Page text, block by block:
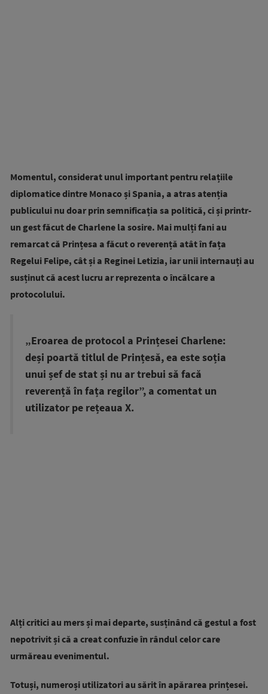
Momentul, considerat unul important pentru relațiile
diplomatice dintre Monaco și Spania, a atras atenția
publicului nu doar prin semnificația sa politică, ci și printr-
un gest făcut de Charlene la sosire. Mai mulți fani au
remarcat că Prințesa a făcut o reverență atât în fața
Regelui Felipe, cât și a Reginei Letizia, iar unii internauți au
susținut că acest lucru ar reprezenta o încălcare a
protocolului.
„Eroarea de protocol a Prințesei Charlene:
deși poartă titlul de Prințesă, ea este soția
unui șef de stat și nu ar trebui să facă
reverență în fața regilor”, a comentat un
utilizator pe rețeaua X.
Alți critici au mers și mai departe, susținând că gestul a fost
nepotrivit și că a creat confuzie în rândul celor care
urmăreau evenimentul.
Totuși, numeroși utilizatori au sărit în apărarea prințesei.